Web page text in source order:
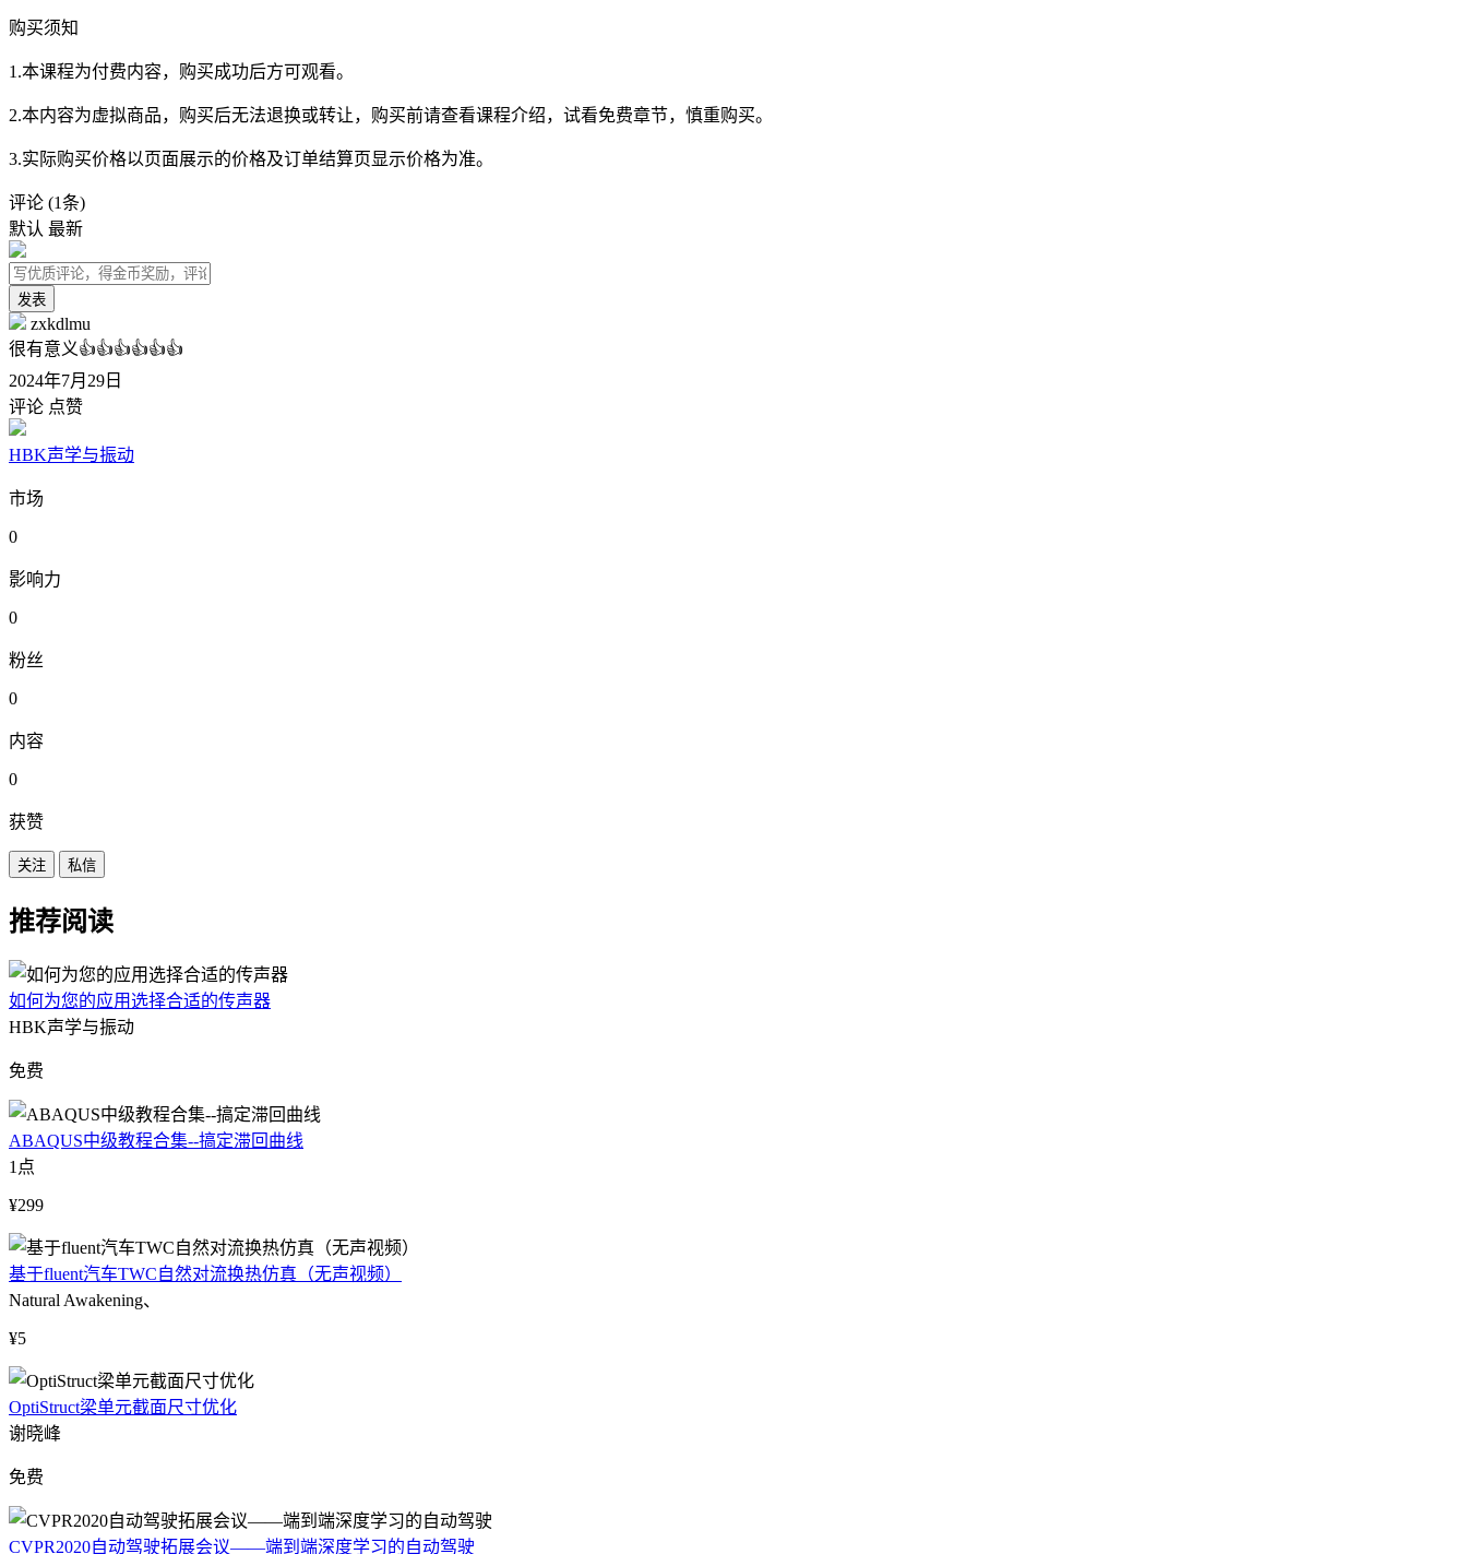
购买须知
1.本课程为付费内容，购买成功后方可观看。
2.本内容为虚拟商品，购买后无法退换或转让，购买前请查看课程介绍，试看免费章节，慎重购买。
3.实际购买价格以页面展示的价格及订单结算页显示价格为准。
评论 (1条)
默认 最新
发表
zxkdlmu
很有意义👍👍👍👍👍👍
2024年7月29日
评论 点赞
HBK声学与振动
市场
0
影响力
0
粉丝
0
内容
0
获赞
关注 私信
推荐阅读
如何为您的应用选择合适的传声器
HBK声学与振动
免费
ABAQUS中级教程合集--搞定滞回曲线
1点
¥299
基于fluent汽车TWC自然对流换热仿真（无声视频）
Natural Awakening、
¥5
OptiStruct梁单元截面尺寸优化
谢晓峰
免费
CVPR2020自动驾驶拓展会议——端到端深度学习的自动驾驶